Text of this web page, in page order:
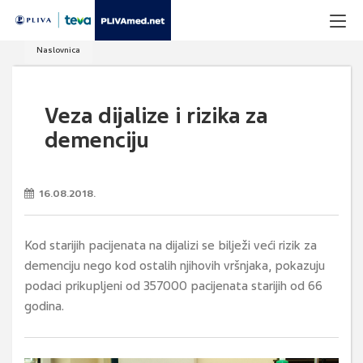
Naslovnica
Veza dijalize i rizika za
demenciju
16.08.2018.
Kod starijih pacijenata na dijalizi se bilježi veći rizik za
demenciju nego kod ostalih njihovih vršnjaka, pokazuju
podaci prikupljeni od 357000 pacijenata starijih od 66
godina.